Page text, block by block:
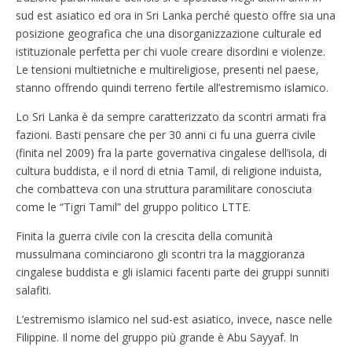
sud est asiatico ed ora in Sri Lanka perché questo offre sia una
posizione geografica che una disorganizzazione culturale ed
istituzionale perfetta per chi vuole creare disordini e violenze.
Le tensioni multietniche e multireligiose, presenti nel paese,
stanno offrendo quindi terreno fertile all’estremismo islamico.
Lo Sri Lanka è da sempre caratterizzato da scontri armati fra
fazioni. Basti pensare che per 30 anni ci fu una guerra civile
(finita nel 2009) fra la parte governativa cingalese dell’isola, di
cultura buddista, e il nord di etnia Tamil, di religione induista,
che combatteva con una struttura paramilitare conosciuta
come le “Tigri Tamil” del gruppo politico LTTE.
Finita la guerra civile con la crescita della comunità
mussulmana cominciarono gli scontri tra la maggioranza
cingalese buddista e gli islamici facenti parte dei gruppi sunniti
salafiti.
L’estremismo islamico nel sud-est asiatico, invece, nasce nelle
Filippine. Il nome del gruppo più grande è Abu Sayyaf. In